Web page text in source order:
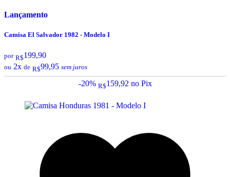
Lançamento
Camisa El Salvador 1982 - Modelo I
por R$199,90
ou 2x de R$99,95 sem juros
-20% R$159,92 no Pix